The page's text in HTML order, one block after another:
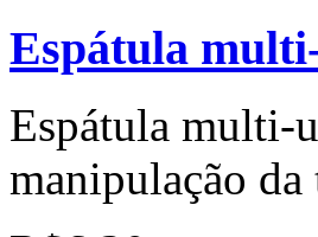
Espátula
Espátula multi-
manipulação da